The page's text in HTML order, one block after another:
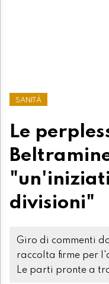
SANITÀ
Le
divisioni"
Giro di commenti
raccolta firme per
Le parti pronte a